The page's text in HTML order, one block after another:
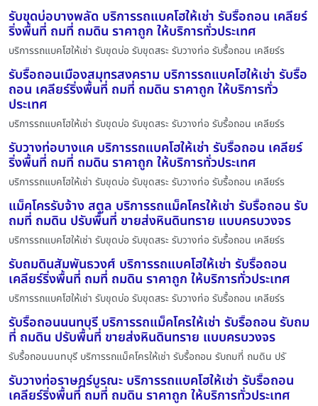
รับขุดบ่อบางพลัด บริการรถแบคโฮให้เช่า รับรื้อถอน เคลียร์
ริ่งพื้นที่ ถมที่ ถมดิน ราคาถูก ให้บริการทั่วประเทศ
บริการรถแบคโฮให้เช่า รับขุดบ่อ รับขุดสระ รับวางท่อ รับรื้อถอน เคลียร์ร
รับรื้อถอนเมืองสมุทรสงคราม บริการรถแบคโฮให้เช่า รับรื้อ
ถอน เคลียร์ริ่งพื้นที่ ถมที่ ถมดิน ราคาถูก ให้บริการทั่ว
ประเทศ
บริการรถแบคโฮให้เช่า รับขุดบ่อ รับขุดสระ รับวางท่อ รับรื้อถอน เคลียร์ร
รับวางท่อบางแค บริการรถแบคโฮให้เช่า รับรื้อถอน เคลียร์
ริ่งพื้นที่ ถมที่ ถมดิน ราคาถูก ให้บริการทั่วประเทศ
บริการรถแบคโฮให้เช่า รับขุดบ่อ รับขุดสระ รับวางท่อ รับรื้อถอน เคลียร์ร
แม็คโครรับจ้าง สตูล บริการรถแม็คโครให้เช่า รับรื้อถอน รับ
ถมที่ ถมดิน ปรับพื้นที่ ขายส่งหินดินทราย แบบครบวงจร
บริการรถแบคโฮให้เช่า รับขุดบ่อ รับขุดสระ รับวางท่อ รับรื้อถอน เคลียร์ร
รับถมดินสัมพันธวงศ์ บริการรถแบคโฮให้เช่า รับรื้อถอน
เคลียร์ริ่งพื้นที่ ถมที่ ถมดิน ราคาถูก ให้บริการทั่วประเทศ
บริการรถแบคโฮให้เช่า รับขุดบ่อ รับขุดสระ รับวางท่อ รับรื้อถอน เคลียร์ร
รับรื้อถอนนนทบุรี บริการรถแม็คโครให้เช่า รับรื้อถอน รับถม
ที่ ถมดิน ปรับพื้นที่ ขายส่งหินดินทราย แบบครบวงจร
รับรื้อถอนนนทบุรี บริการรถแม็คโครให้เช่า รับรื้อถอน รับถมที่ ถมดิน ปรั
รับวางท่อราษฎร์บูรณะ บริการรถแบคโฮให้เช่า รับรื้อถอน
เคลียร์ริ่งพื้นที่ ถมที่ ถมดิน ราคาถูก ให้บริการทั่วประเทศ